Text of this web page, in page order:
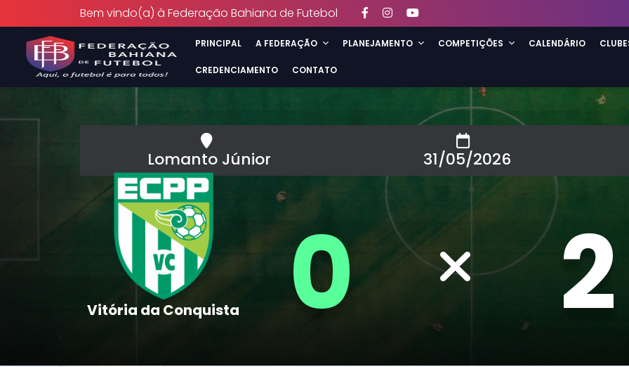
Bem vindo(a) à Federação Bahiana de Futebol
PRINCIPAL A FEDERAÇÃO PLANEJAMENTO COMPETIÇÕES CALENDÁRIO
CREDENCIAMENTO CONTATO
Lomanto Júnior 31/05/2026
Vitória da Conquista 0 2